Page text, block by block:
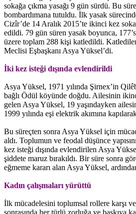
sokağa çıkma yasağı 9 gün sürdü. Bu
bombardımana tutuldu. İlk yasak
Cizîr’de 14 Aralık 2015’te ikinci kez
edildi. 79 gün süren yasak boyunca,
üzere toplam 288 kişi katledildi.
Meclisi Eşbaşkanı Asya Yüksel’di.
İki kez isteği dışında evlendirildi
Asya Yüksel, 1971 yılında Şirnex’in
bağlı Ödül köyünde doğdu. Ailesinin
gelen Asya Yüksel, 19 yaşındayken
1999 yılında eşi elektrik akımına
Bu süreçten sonra Asya Yüksel için
aldı. Toplumun ve feodal düşünce
kez isteği dışında evlendirilen Asya
şiddete maruz bırakıldı. Bir süre sonra
eğmeme kararı alan Asya Yüksel,
Kadın çalışmaları yürüttü
İlk mücadelesini toplumsal rollere karşı
sonrasında her türlü zorluğa ve baskıya